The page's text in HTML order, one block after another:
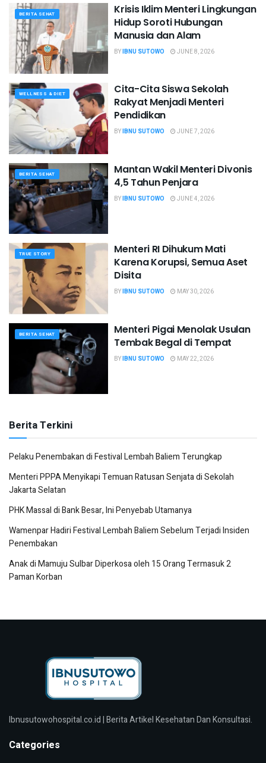
BERITA SEHAT
Krisis Iklim Menteri Lingkungan
Hidup Soroti Hubungan
Manusia dan Alam
BYIBNU SUTOWO JUNE 8, 2026
WELLNESS & DIET
Cita-Cita Siswa Sekolah
Rakyat Menjadi Menteri
Pendidikan
BYIBNU SUTOWO JUNE 7, 2026
BERITA SEHAT
Mantan Wakil Menteri Divonis
4,5 Tahun Penjara
BYIBNU SUTOWO JUNE 4, 2026
TRUE STORY
Menteri RI Dihukum Mati
Karena Korupsi, Semua Aset
Disita
BYIBNU SUTOWO MAY 30, 2026
BERITA SEHAT
Menteri Pigai Menolak Usulan
Tembak Begal di Tempat
BYIBNU SUTOWO MAY 22, 2026
Berita Terkini
Pelaku Penembakan di Festival Lembah Baliem Terungkap
Menteri PPPA Menyikapi Temuan Ratusan Senjata di Sekolah
Jakarta Selatan
PHK Massal di Bank Besar, Ini Penyebab Utamanya
Wamenpar Hadiri Festival Lembah Baliem Sebelum Terjadi Insiden
Penembakan
Anak di Mamuju Sulbar Diperkosa oleh 15 Orang Termasuk 2
Paman Korban
Ibnusutowohospital.co.id | Berita Artikel Kesehatan Dan Konsultasi.
Categories